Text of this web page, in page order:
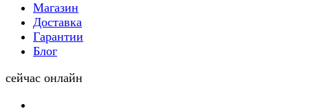
Магазин
Доставка
Гарантии
Блог
сейчас онлайн